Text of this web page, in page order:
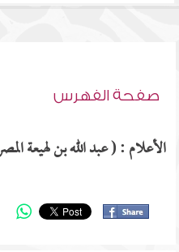
صفحة الفهرس
الأعلام : ( عبد الله بن لهيعة